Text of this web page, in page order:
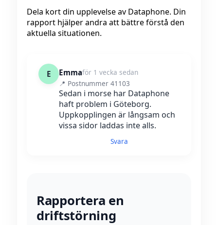
Dela kort din upplevelse av Dataphone. Din
rapport hjälper andra att bättre förstå den
aktuella situationen.
E Emmaför 1 vecka sedan
📍 Postnummer 41103
Sedan i morse har Dataphone
haft problem i Göteborg.
Uppkopplingen är långsam och
vissa sidor laddas inte alls.
Svara
Rapportera en
driftstörning